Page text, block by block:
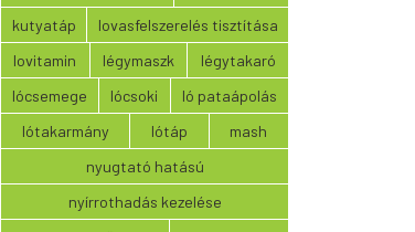
kutyatáp
lovasfelszerelés tisztítása
lovitamin
légymaszk
légytakaró
lócsemege
lócsoki
ló pataápolás
lótakarmány
lótáp
mash
nyugtató hatású
nyírrothadás kezelése